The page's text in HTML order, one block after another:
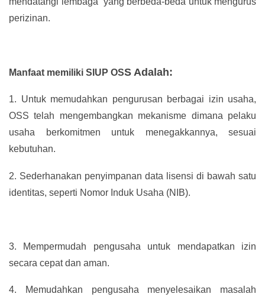
perizinan.
Manfaat memiliki SIUP OSS Adalah:
1. Untuk memudahkan pengurusan berbagai izin usaha,
OSS telah mengembangkan mekanisme dimana pelaku
usaha berkomitmen untuk menegakkannya, sesuai
kebutuhan.
2. Sederhanakan penyimpanan data lisensi di bawah satu
identitas, seperti Nomor Induk Usaha (NIB).
3.
Mempermudah pengusaha untuk mendapatkan izin
secara cepat dan aman.
4. Memudahkan pengusaha menyelesaikan masalah